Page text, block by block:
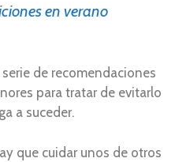
en verano
de recomendaciones
para tratar de evitarlo
a suceder.
que cuidar unos de otros